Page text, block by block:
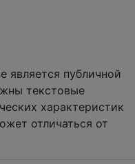
является публичной
текстовые
характеристик
отличаться от